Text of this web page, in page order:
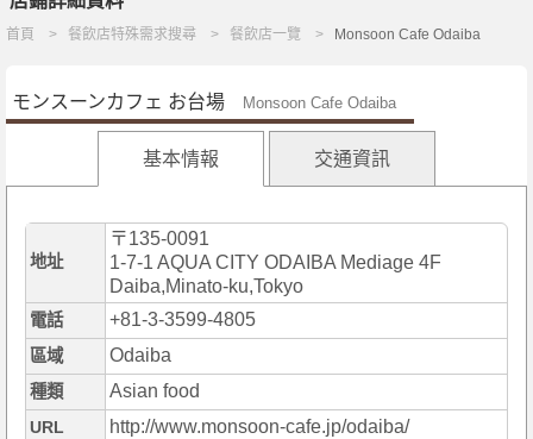
首頁 餐飲店特殊需求搜尋 餐飲店一覽 Monsoon Cafe Odaiba
モンスーンカフェ お台場 Monsoon Cafe Odaiba
基本情報 交通資訊
地址
〒135-0091
1-7-1 AQUA CITY ODAIBA Mediage 4F
Daiba,Minato-ku,Tokyo
電話 +81-3-3599-4805
區域 Odaiba
種類 Asian food
URL http://www.monsoon-cafe.jp/odaiba/